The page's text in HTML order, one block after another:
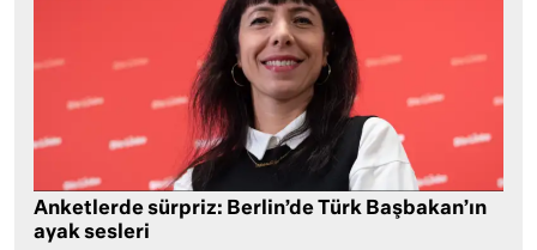
Anketlerde sürpriz: Berlin’de Türk Başbakan’ın
ayak sesleri